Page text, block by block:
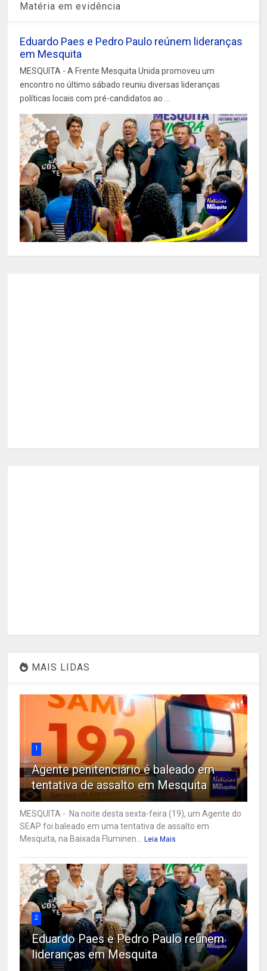
Matéria em evidência
Eduardo Paes e Pedro Paulo reúnem lideranças
em Mesquita
MESQUITA - A Frente Mesquita Unida promoveu um
encontro no último sábado reuniu diversas lideranças
políticas locais com pré-candidatos ao ...
MAIS LIDAS
1
Agente penitenciário é baleado em
tentativa de assalto em Mesquita
MESQUITA - Na noite desta sexta-feira (19), um Agente do
SEAP foi baleado em uma tentativa de assalto em
Mesquita, na Baixada Fluminen...
Leia Mais
2
Eduardo Paes e Pedro Paulo reúnem
lideranças em Mesquita